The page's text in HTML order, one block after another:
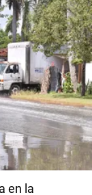
en la